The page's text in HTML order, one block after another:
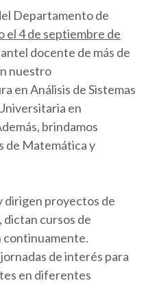
Departamento de
el 4 de septiembre de
docente de más de
nuestro
en Análisis de Sistemas
en
brindamos
de Matemática y
dirigen proyectos de
cursos de
continuamente.
de interés para
en diferentes